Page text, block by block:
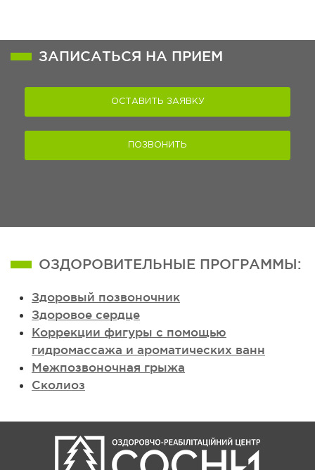
ЗАПИСАТЬСЯ НА ПРИЕМ
ОСТАВИТЬ ЗАЯВКУ
ПОЗВОНИТЬ
ОЗДОРОВИТЕЛЬНЫЕ ПРОГРАММЫ:
Здоровый позвоночник
Здоровое сердце
Коррекции фигуры с помощью
гидромассажа и ароматических ванн
Межпозвоночная грыжа
Сколиоз